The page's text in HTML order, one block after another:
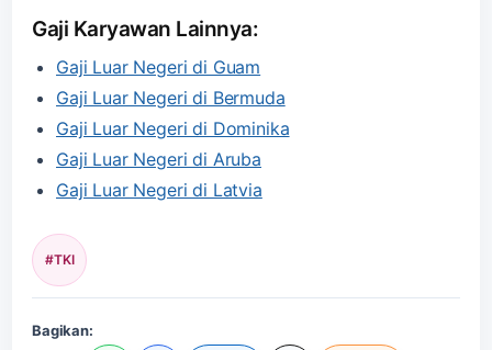
Gaji Karyawan Lainnya:
Gaji Luar Negeri di Guam
Gaji Luar Negeri di Bermuda
Gaji Luar Negeri di Dominika
Gaji Luar Negeri di Aruba
Gaji Luar Negeri di Latvia
#TKI
Bagikan: